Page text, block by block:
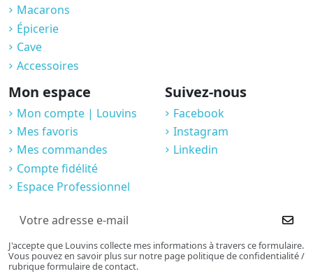
Macarons
Épicerie
Cave
Accessoires
Mon espace
Mon compte | Louvins
Mes favoris
Mes commandes
Compte fidélité
Espace Professionnel
Suivez-nous
Facebook
Instagram
Linkedin
J'accepte que Louvins collecte mes informations à travers ce formulaire.
Vous pouvez en savoir plus sur notre page politique de confidentialité /
rubrique formulaire de contact.